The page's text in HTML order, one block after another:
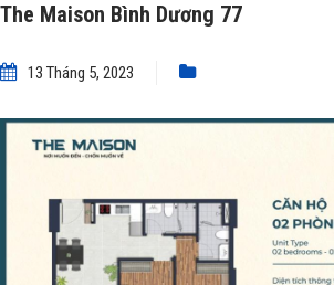
The Maison Bình Dương 77
13 Tháng 5, 2023